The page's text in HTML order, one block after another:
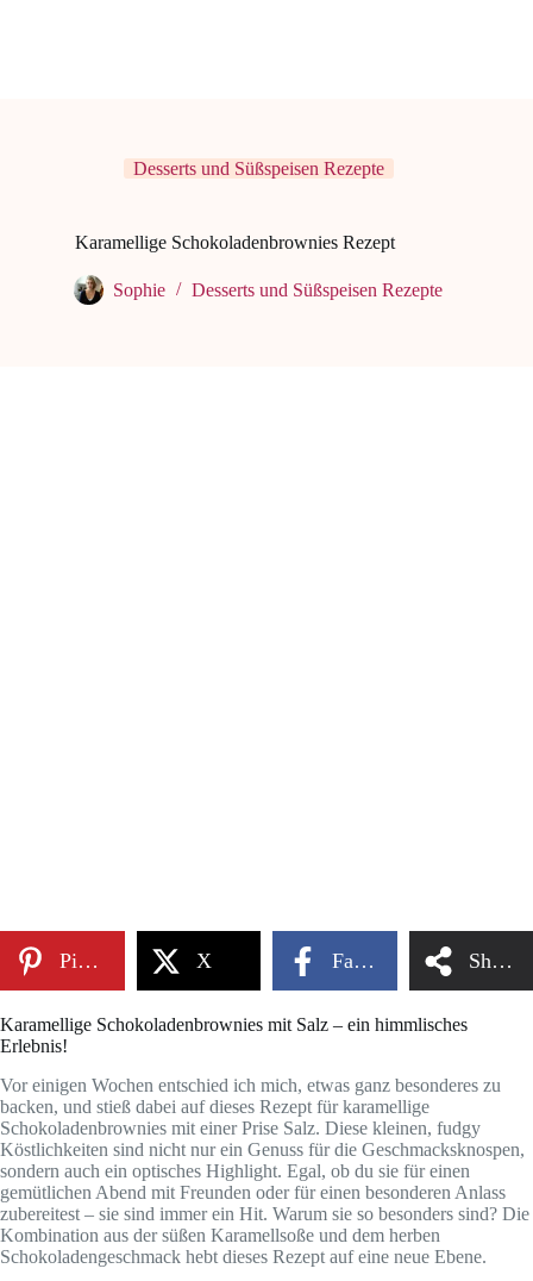
Desserts und Süßspeisen Rezepte
Karamellige Schokoladenbrownies Rezept
Sophie Desserts und Süßspeisen Rezepte
Pinterest X Facebook Share
Karamellige Schokoladenbrownies mit Salz – ein himmlisches
Erlebnis!
Vor einigen Wochen entschied ich mich, etwas ganz besonderes zu
backen, und stieß dabei auf dieses Rezept für karamellige
Schokoladenbrownies mit einer Prise Salz. Diese kleinen, fudgy
Köstlichkeiten sind nicht nur ein Genuss für die Geschmacksknospen,
sondern auch ein optisches Highlight. Egal, ob du sie für einen
gemütlichen Abend mit Freunden oder für einen besonderen Anlass
zubereitest – sie sind immer ein Hit. Warum sie so besonders sind? Die
Kombination aus der süßen Karamellsoße und dem herben
Schokoladengeschmack hebt dieses Rezept auf eine neue Ebene.